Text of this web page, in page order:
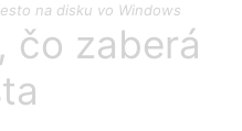
na disku vo Windows
čo zaberá